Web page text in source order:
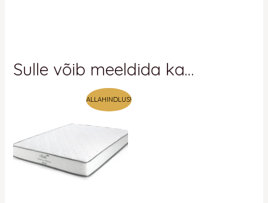
Sulle võib meeldida ka…
ALLAHINDLUS!
Hinnavahemik:
408 €
Hinnavahemik:
286 €